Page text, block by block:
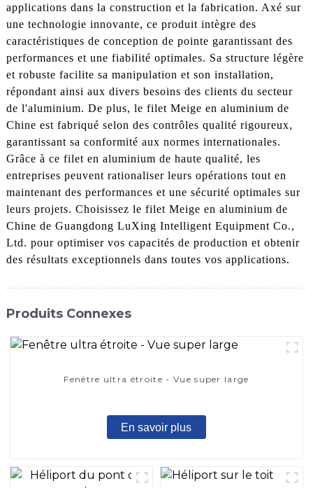
applications dans la construction et la fabrication. Axé sur
une technologie innovante, ce produit intègre des
caractéristiques de conception de pointe garantissant des
performances et une fiabilité optimales. Sa structure légère
et robuste facilite sa manipulation et son installation,
répondant ainsi aux divers besoins des clients du secteur
de l'aluminium. De plus, le filet Meige en aluminium de
Chine est fabriqué selon des contrôles qualité rigoureux,
garantissant sa conformité aux normes internationales.
Grâce à ce filet en aluminium de haute qualité, les
entreprises peuvent rationaliser leurs opérations tout en
maintenant des performances et une sécurité optimales sur
leurs projets. Choisissez le filet Meige en aluminium de
Chine de Guangdong LuXing Intelligent Equipment Co.,
Ltd. pour optimiser vos capacités de production et obtenir
des résultats exceptionnels dans toutes vos applications.
Produits Connexes
Fenêtre ultra étroite - Vue super large
En savoir plus